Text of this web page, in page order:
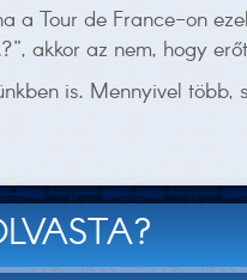
a Tour de France-on
akkor az nem, hogy
is. Mennyivel több,